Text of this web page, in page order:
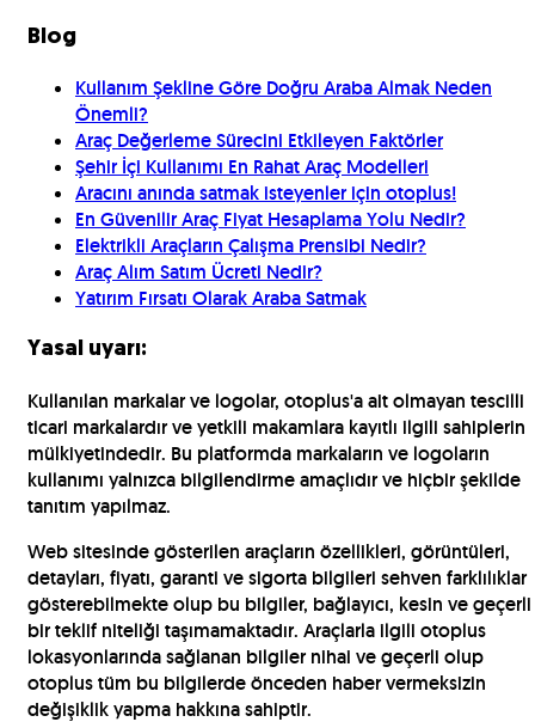
Blog
Kullanım Şekline Göre Doğru Araba Almak Neden
Önemli?
Araç Değerleme Sürecini Etkileyen Faktörler
Şehir İçi Kullanımı En Rahat Araç Modelleri
Aracını anında satmak isteyenler için otoplus!
En Güvenilir Araç Fiyat Hesaplama Yolu Nedir?
Elektrikli Araçların Çalışma Prensibi Nedir?
Araç Alım Satım Ücreti Nedir?
Yatırım Fırsatı Olarak Araba Satmak
Yasal uyarı:
Kullanılan markalar ve logolar, otoplus'a ait olmayan tescilli
ticari markalardır ve yetkili makamlara kayıtlı ilgili sahiplerin
mülkiyetindedir. Bu platformda markaların ve logoların
kullanımı yalnızca bilgilendirme amaçlıdır ve hiçbir şekilde
tanıtım yapılmaz.
Web sitesinde gösterilen araçların özellikleri, görüntüleri,
detayları, fiyatı, garanti ve sigorta bilgileri sehven farklılıklar
gösterebilmekte olup bu bilgiler, bağlayıcı, kesin ve geçerli
bir teklif niteliği taşımamaktadır. Araçlarla ilgili otoplus
lokasyonlarında sağlanan bilgiler nihai ve geçerli olup
otoplus tüm bu bilgilerde önceden haber vermeksizin
değişiklik yapma hakkına sahiptir.